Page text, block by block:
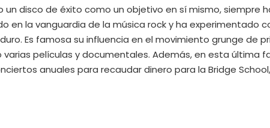
disco de éxito como un objetivo en sí mismo, siempre
en la vanguardia de la música rock y ha experimentado
Es famosa su influencia en el movimiento grunge de
películas y documentales. Además, en esta última
anuales para recaudar dinero para la Bridge